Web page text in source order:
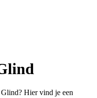
Hier vind je een